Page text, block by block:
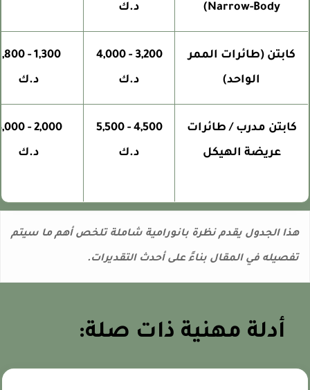
Narrow-Body)
د.ك
كابتن (طائرات الممر
الواحد)
3,200 - 4,000
د.ك
1,300 - 1,800
د.ك
كابتن مدرب / طائرات
عريضة الهيكل
4,500 - 5,500
د.ك
2,000 - 3,000
د.ك
الجدول يقدم نظرة بانورامية شاملة تلخص أهم ما سيتم
في المقال بناءً على أحدث التقديرات.
أدلة مهنية ذات صلة: